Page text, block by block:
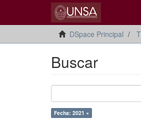
DSpace Principal
Buscar
Fecha: 2021 ×